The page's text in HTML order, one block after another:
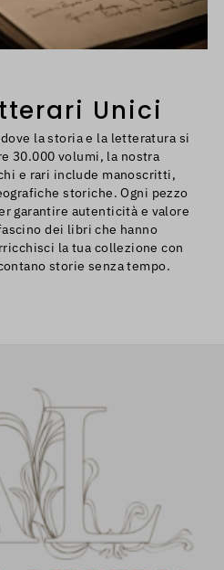
Unici
la storia e la letteratura si
30.000 volumi, la nostra
e rari include manoscritti,
storiche. Ogni pezzo
garantire autenticità e valore
dei libri che hanno
la tua collezione con
storie senza tempo.